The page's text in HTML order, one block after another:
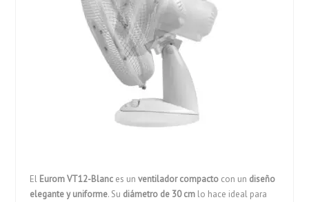
El Eurom VT12-Blanc es unventilador compacto con un diseño
elegante y uniforme. Su diámetro de 30 cm lo hace ideal para